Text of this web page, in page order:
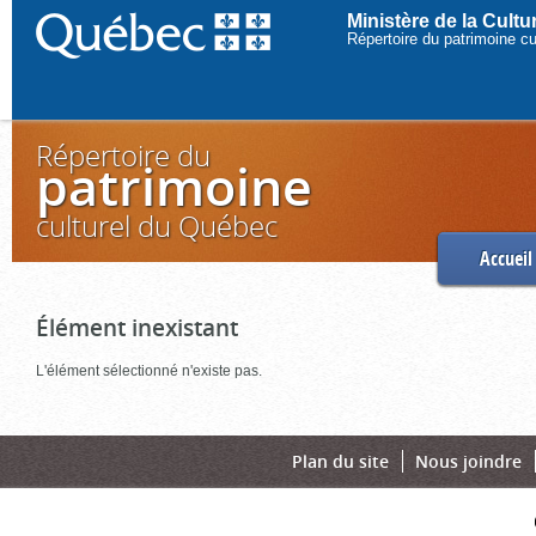
Ministère de la
Répertoire du patrimoine
Répertoire du
patrimoine
culturel du Québec
Accueil
Élément inexistant
L'élément sélectionné n'existe pas.
Plan du site Nous joindre